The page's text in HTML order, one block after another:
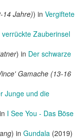
14 Jahre)) in Vergiftete
verrückte Zauberinsel
) in Der schwarze
Gamache (13-16
Junge und die
I See You - Das Böse
) in Gundala (2019)